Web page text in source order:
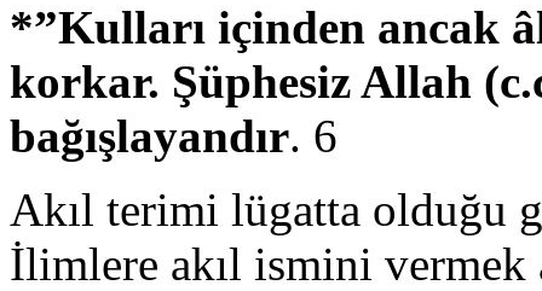
*”Kulları içinden ancak
korkar. Şüphesiz Allah
bağışlayandır. 6
Akıl terimi lügatta olduğu
İlimlere akıl ismini vermek